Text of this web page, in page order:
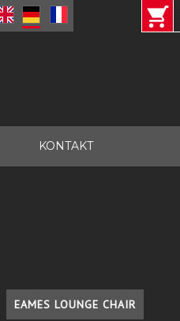
KONTAKT
EAMES LOUNGE CHAIR